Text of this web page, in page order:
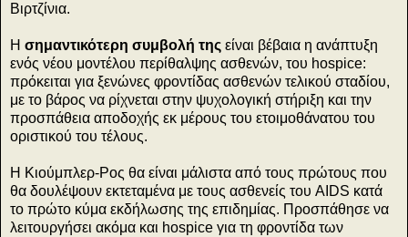
Βιρτζίνια.
Η σημαντικότερη συμβολή της είναι βέβαια η ανάπτυξη
ενός νέου μοντέλου περίθαλψης ασθενών, του hospice:
πρόκειται για ξενώνες φροντίδας ασθενών τελικού σταδίου,
με το βάρος να ρίχνεται στην ψυχολογική στήριξη και την
προσπάθεια αποδοχής εκ μέρους του ετοιμοθάνατου του
οριστικού του τέλους.
Η Κιούμπλερ-Ρος θα είναι μάλιστα από τους πρώτους που
θα δουλέψουν εκτεταμένα με τους ασθενείς του AIDS κατά
το πρώτο κύμα εκδήλωσης της επιδημίας. Προσπάθησε να
λειτουργήσει ακόμα και hospice για τη φροντίδα των